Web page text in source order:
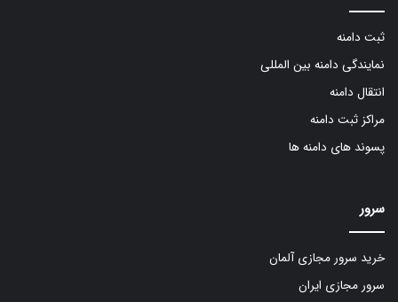
ثبت دامنه
نمایندگی دامنه بین المللی
انتقال دامنه
مراکز ثبت دامنه
پسوند های دامنه ها
سرور
خرید سرور مجازی آلمان
سرور مجازی ایران